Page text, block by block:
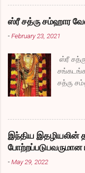
ஸ்ரீ சத்ரு சம்ஹார
-February 23, 2021
ஸ்ரீ
சத்ரு
விட்டுப்
எல்லா
அகல
இந்திய இதழியலின்
-May 29, 2022